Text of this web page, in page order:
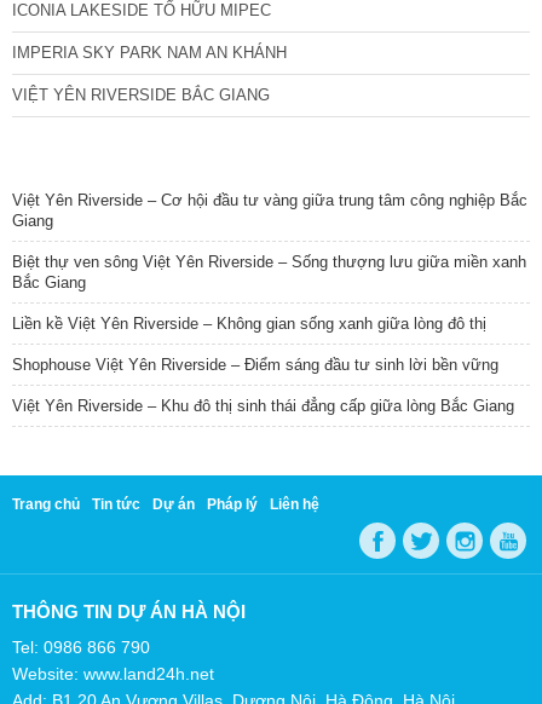
ICONIA LAKESIDE TỐ HỮU MIPEC
IMPERIA SKY PARK NAM AN KHÁNH
VIỆT YÊN RIVERSIDE BẮC GIANG
Việt Yên Riverside – Cơ hội đầu tư vàng giữa trung tâm công nghiệp Bắc
Giang
Biệt thự ven sông Việt Yên Riverside – Sống thượng lưu giữa miền xanh
Bắc Giang
Liền kề Việt Yên Riverside – Không gian sống xanh giữa lòng đô thị
Shophouse Việt Yên Riverside – Điểm sáng đầu tư sinh lời bền vững
Việt Yên Riverside – Khu đô thị sinh thái đẳng cấp giữa lòng Bắc Giang
Trang chủ Tin tức Dự án Pháp lý Liên hệ
THÔNG TIN DỰ ÁN HÀ NỘI
Tel: 0986 866 790
Website: www.land24h.net